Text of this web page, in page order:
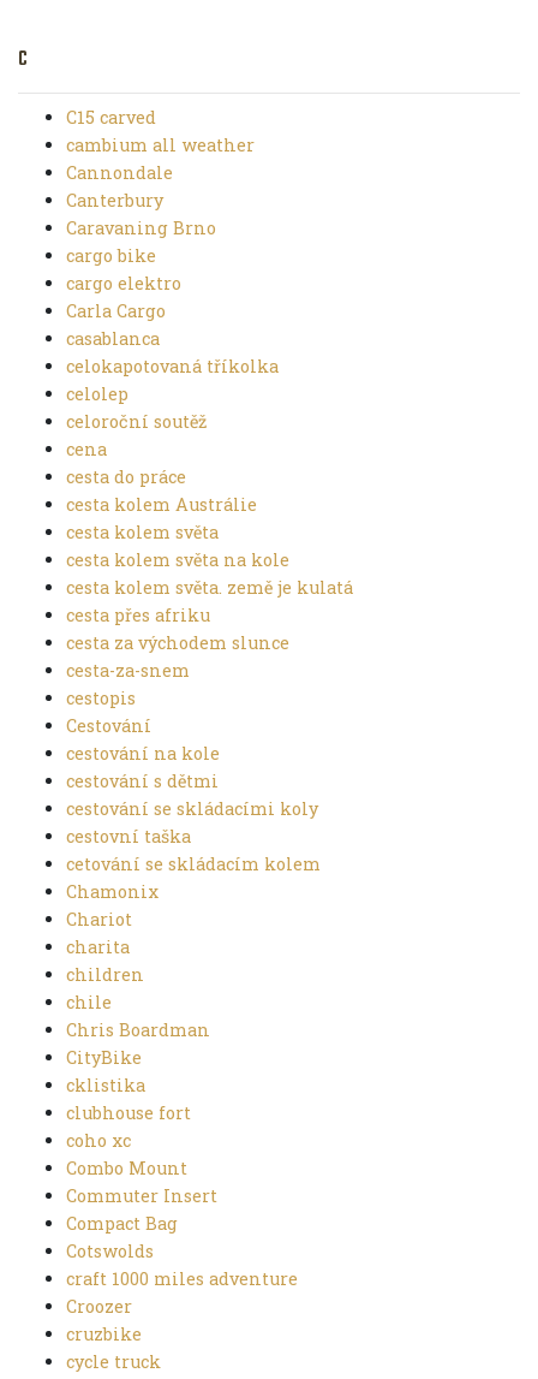
C
C15 carved
cambium all weather
Cannondale
Canterbury
Caravaning Brno
cargo bike
cargo elektro
Carla Cargo
casablanca
celokapotovaná tříkolka
celolep
celoroční soutěž
cena
cesta do práce
cesta kolem Austrálie
cesta kolem světa
cesta kolem světa na kole
cesta kolem světa. země je kulatá
cesta přes afriku
cesta za východem slunce
cesta-za-snem
cestopis
Cestování
cestování na kole
cestování s dětmi
cestování se skládacími koly
cestovní taška
cetování se skládacím kolem
Chamonix
Chariot
charita
children
chile
Chris Boardman
CityBike
cklistika
clubhouse fort
coho xc
Combo Mount
Commuter Insert
Compact Bag
Cotswolds
craft 1000 miles adventure
Croozer
cruzbike
cycle truck